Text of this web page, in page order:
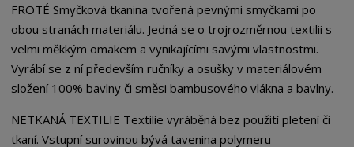
FROTÉ Smyčková tkanina tvořená pevnými smyčkami po
obou stranách materiálu. Jedná se o trojrozměrnou textilii s
velmi měkkým omakem a vynikajícími savými vlastnostmi.
Vyrábí se z ní především ručníky a osušky v materiálovém
složení 100% bavlny či směsi bambusového vlákna a bavlny.
NETKANÁ TEXTILIE Textilie vyráběná bez použití pletení či
tkaní. Vstupní surovinou bývá tavenina polymeru